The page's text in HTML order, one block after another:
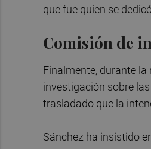
que fue quien se
Comisión de
Finalmente, durante
investigación sobre
trasladado que la
Sánchez ha insistido